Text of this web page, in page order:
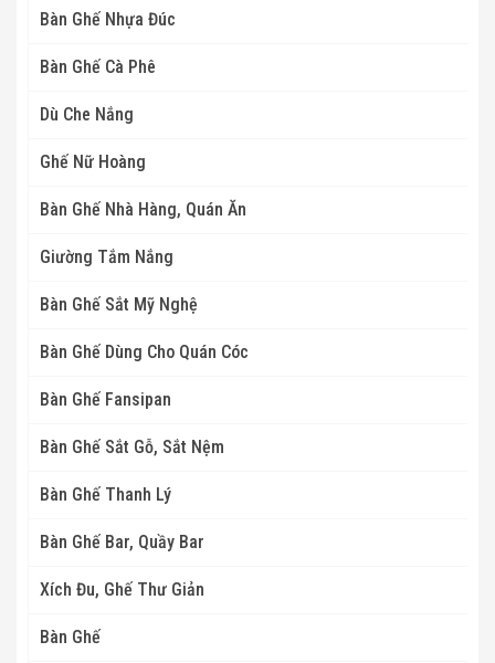
Bàn Ghế Nhựa Đúc
Bàn Ghế Cà Phê
Dù Che Nắng
Ghế Nữ Hoàng
Bàn Ghế Nhà Hàng, Quán Ăn
Giường Tắm Nắng
Bàn Ghế Sắt Mỹ Nghệ
Bàn Ghế Dùng Cho Quán Cóc
Bàn Ghế Fansipan
Bàn Ghế Sắt Gỗ, Sắt Nệm
Bàn Ghế Thanh Lý
Bàn Ghế Bar, Quầy Bar
Xích Đu, Ghế Thư Giản
Bàn Ghế